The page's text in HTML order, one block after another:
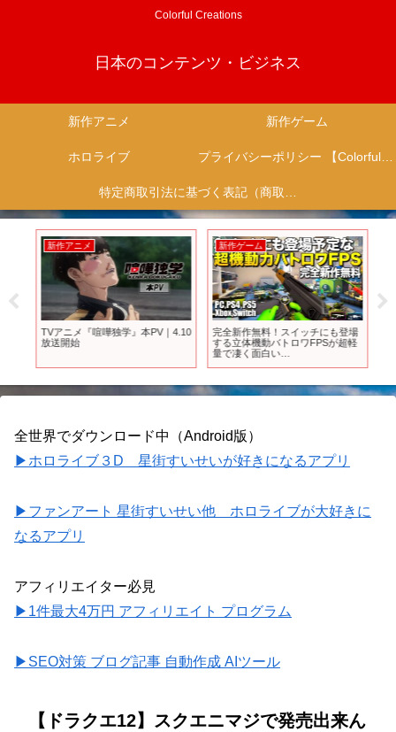
Colorful Creations
日本のコンテンツ・ビジネス
新作アニメ 新作ゲーム
ホロライブ プライバシーポリシー 【Colorful Creation】
特定商取引法に基づく表記（商取引に関する開示）
新作アニメ
TVアニメ『喧嘩独学』本PV｜4.10
放送開始
新作ゲーム
完全新作無料！スイッチにも登場
する立体機動バトロワFPSが超軽
量で凄く面白い
ヤル
全世界でダウンロード中（Android版）
▶ホロライブ３D 星街すいせいが好きになるアプリ
▶ファンアート 星街すいせい他 ホロライブが大好きに
なるアプリ
アフィリエイター必見
▶1件最大4万円 アフィリエイト プログラム
▶SEO対策 ブログ記事 自動作成 AIツール
【ドラクエ12】スクエニマジで発売出来ん